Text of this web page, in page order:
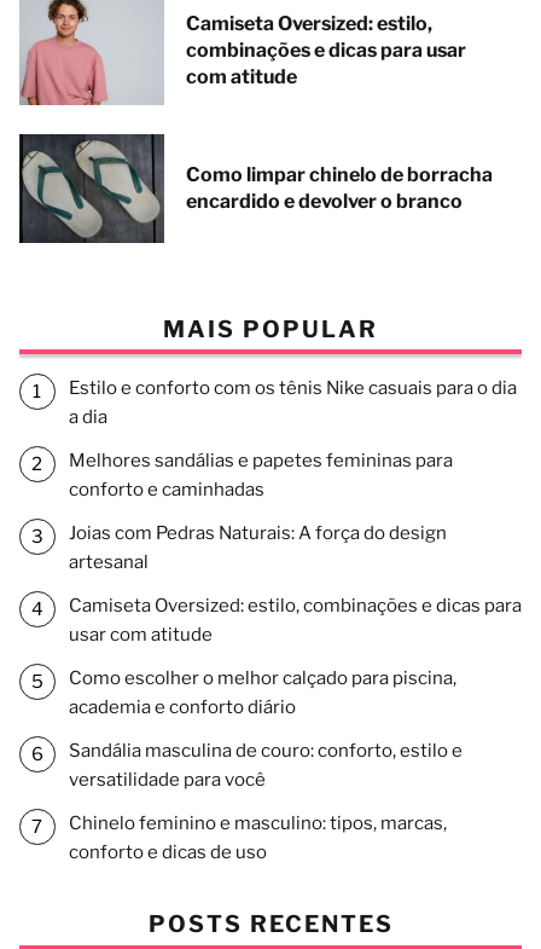
Camiseta Oversized: estilo,
combinações e dicas para usar
com atitude
Como limpar chinelo de borracha
encardido e devolver o branco
MAIS POPULAR
Estilo e conforto com os tênis Nike casuais para o dia
a dia
Melhores sandálias e papetes femininas para
conforto e caminhadas
Joias com Pedras Naturais: A força do design
artesanal
Camiseta Oversized: estilo, combinações e dicas para
usar com atitude
Como escolher o melhor calçado para piscina,
academia e conforto diário
Sandália masculina de couro: conforto, estilo e
versatilidade para você
Chinelo feminino e masculino: tipos, marcas,
conforto e dicas de uso
POSTS RECENTES